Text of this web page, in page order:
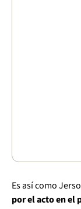
Es así como
por el acto en el